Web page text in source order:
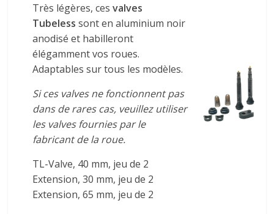
Très légères, ces valves
Tubeless sont en aluminium noir
anodisé et habilleront
élégamment vos roues.
Adaptables sur tous les modèles.
Si ces valves ne fonctionnent pas
dans de rares cas, veuillez utiliser
les valves fournies par le
fabricant de la roue.
TL-Valve, 40 mm, jeu de 2
Extension, 30 mm, jeu de 2
Extension, 65 mm, jeu de 2